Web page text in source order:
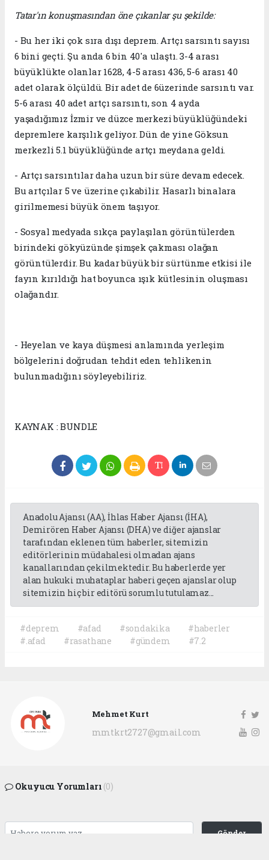
Tatar'ın konuşmasından öne çıkanlar şu şekilde:
- Bu her iki çok sıra dışı deprem. Artçı sarsıntı sayısı
6 bini geçti. Şu anda 6 bin 40'a ulaştı. 3-4 arası
büyüklükte olanlar 1628, 4-5 arası 436, 5-6 arası 40
adet olarak ölçüldü. Bir adet de 6üzerinde sarsıntı var.
5-6 arası 40 adet artçı sarsıntı, son 4 ayda
yaşadığımız İzmir ve düzce merkezi büyüklüğündeki
depremlere karşılık geliyor. Dün de yine Göksun
merkezli 5.1 büyüklüğünde artçı meydana geldi.
- Artçı sarsıntılar daha uzun bir süre devam edecek.
Bu artçılar 5 ve üzerine çıkabilir. Hasarlı binalara
girilmemesi büyük önem taşıyor.
- Sosyal medyada sıkça paylaşılan görüntülerden
birindeki gökyüzünde şimşek çakması olağan
görüntülerdir. Bu kadar büyük bir sürtünme etkisi ile
fayın kırıldığı hat boyunca ışık kütlesinin oluşması
olağandır.
- Heyelan ve kaya düşmesi anlamında yerleşim
bölgelerini doğrudan tehdit eden tehlikenin
bulunmadığını söyleyebiliriz.
KAYNAK : BUNDLE
Anadolu Ajansı (AA), İhlas Haber Ajansı (İHA),
Demirören Haber Ajansı (DHA) ve diğer ajanslar
tarafından eklenen tüm haberler, sitemizin
editörlerinin müdahalesi olmadan ajans
kanallarından çekilmektedir. Bu haberlerde yer
alan hukuki muhataplar haberi geçen ajanslar olup
sitemizin hiç bir editörü sorumlu tutulamaz...
#deprem #afad #sondakika
#haberler
#.afad
#rasathane #gündem #7.2
Mehmet Kurt
mmtkrt2727@gmail.com
Okuyucu Yorumları (0)
Gönder